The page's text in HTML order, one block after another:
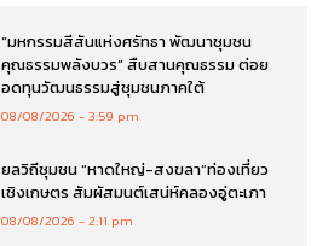
“มหกรรมสีสันแห่งศรัทธา พัฒนาชุมชน
คุณธรรมพลังบวร” สืบสานคุณธรรม ต่อย
อดทุนวัฒนธรรมสู่ชุมชนภาคใต้
08/08/2026 3:59 pm
ยลวิถีชุมชน “หาดใหญ่-สงขลา”ท่องเที่ยว
เชิงเกษตร สัมผัสมนต์เสน่ห์คลองอู่ตะเภา
08/08/2026 2:11 pm